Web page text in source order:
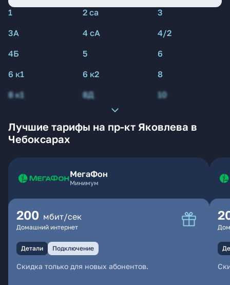
1 2 са
3
3А
4 сА
4/2
4Б
5
6
6 к1
6 к2
8
8 к1
8Д 10
Лучшие тарифы на пр-кт Яковлева в
Чебоксарах
МегаФон
Минимум
200 мбит/сек
Домашний интернет
Детали Подключение
Скидка только для новых абонентов.